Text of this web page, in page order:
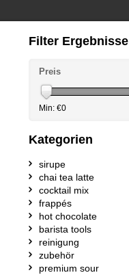
Filter Ergebnisse
Preis
Min: €0
Kategorien
sirupe
chai tea latte
cocktail mix
frappés
hot chocolate
barista tools
reinigung
zubehör
premium sour